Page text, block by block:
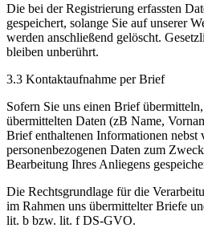
Die bei der Registrierung erfassten
gespeichert, solange Sie auf unserer
werden anschließend gelöscht.
bleiben unberührt.
3.3 Kontaktaufnahme per Brief
Sofern Sie uns einen Brief
übermittelten Daten (zB Name,
Brief enthaltenen Informationen nebst
personenbezogenen Daten zum
Bearbeitung Ihres Anliegens
Die Rechtsgrundlage für die
im Rahmen uns übermittelter Briefe
lit. b bzw. lit. f DS-GVO.